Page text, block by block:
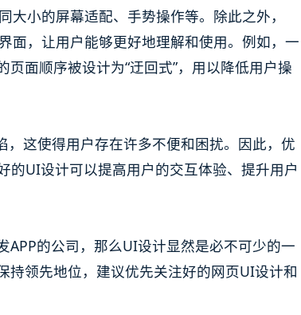
小的屏幕适配、手势操作等。除此之外，
面，让用户能够更好地理解和使用。例如，一
面顺序被设计为“迂回式”，用以降低用户操
这使得用户存在许多不便和困扰。因此，优
UI设计可以提高用户的交互体验、提升用户
的公司，那么UI设计显然是必不可少的一
领先地位，建议优先关注好的网页UI设计和